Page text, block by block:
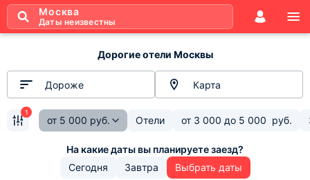
Москва
Даты неизвестны
Дорогие отели Москвы
Дороже Карта
от 5 000 руб. Отели от 3 000 до 5 000 руб.
1
Сегодня Завтра Выбрать даты